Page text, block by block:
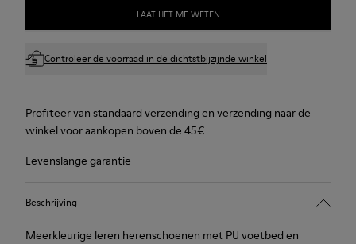
LAAT HET ME WETEN
Controleer de voorraad in de dichtstbijzijnde winkel
Profiteer van standaard verzending en verzending naar de
winkel voor aankopen boven de 45€.
Levenslange garantie
Beschrijving
Meerkleurige leren herenschoenen met PU voetbed en